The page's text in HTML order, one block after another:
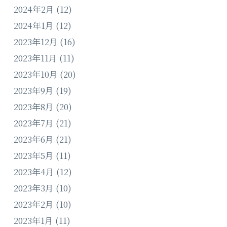
2024年2月 (12)
2024年1月 (12)
2023年12月 (16)
2023年11月 (11)
2023年10月 (20)
2023年9月 (19)
2023年8月 (20)
2023年7月 (21)
2023年6月 (21)
2023年5月 (11)
2023年4月 (12)
2023年3月 (10)
2023年2月 (10)
2023年1月 (11)